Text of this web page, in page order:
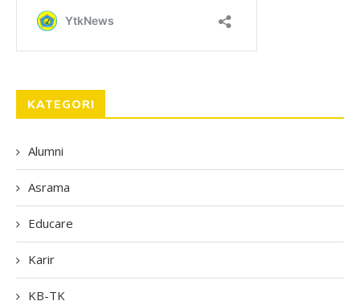
KATEGORI
Alumni
Asrama
Educare
Karir
KB-TK